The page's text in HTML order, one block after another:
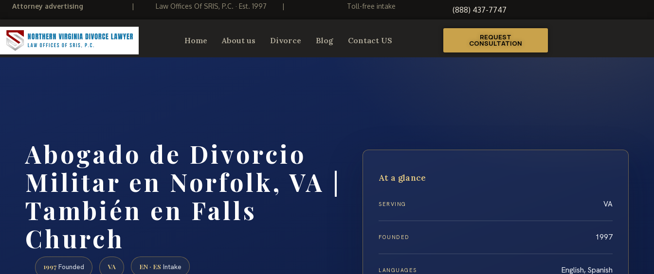
Attorney advertising | Law Offices Of SRIS, P.C. · Est. 1997 | Toll-free intake (888) 437-7747
Home About us Divorce Blog Contact US REQUEST
CONSULTATION
Abogado de Divorcio
Militar en Norfolk, VA |
También en Falls
Church
1997 Founded VA EN · ES Intake
At a glance
SERVING VA
FOUNDED 1997
LANGUAGES English, Spanish